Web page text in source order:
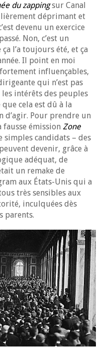
du zappingsur Canal
déprimant et
devenu un exercice
Non, c’est un
l’a toujours été, et ça
Il point en moi
influençables,
qui n’est pas
intérêts des peuples
que cela est dû à la
d’agir. Pour prendre un
émission Zone
candidats – des
devenir, grâce à
adéquat, de
un remake de
aux États-Unis qui a
très sensibles aux
inculquées dès
parents.